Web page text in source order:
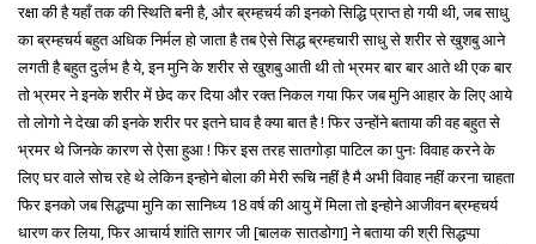
रक्षा की है यहाँ तक की स्थिति बनी है, और ब्रम्हचर्य की इनको सिद्धि प्राप्त हो गयी थी, जब साधु
का ब्रम्हचर्य बहुत अधिक निर्मल हो जाता है तब ऐसे सिद्ध ब्रम्हचारी साधु से शरीर से खुशबु आने
लगती है बहुत दुर्लभ है ये, इन मुनि के शरीर से खुशबु आती थी तो भ्रमर बार बार आते थी एक बार
तो भ्रमर ने इनके शरीर में छेद कर दिया और रक्त निकल गया फिर जब मुनि आहार के लिए आये
तो लोगो ने देखा की इनके शरीर पर इतने घाव है क्या बात है ! फिर उन्होंने बताया की वह बहुत से
भ्रमर थे जिनके कारण से ऐसा हुआ ! फिर इस तरह सातगोड़ा पाटिल का पुनः विवाह करने के
लिए घर वाले सोच रहे थे लेकिन इन्होने बोला की मेरी रूचि नहीं है मै अभी विवाह नहीं करना चाहता
फिर इनको जब सिद्धप्पा मुनि का सानिध्य 18 वर्ष की आयु में मिला तो इन्होने आजीवन ब्रम्हचर्य
धारण कर लिया, फिर आचार्य शांति सागर जी [बालक सातडोगा] ने बताया की श्री सिद्धप्पा